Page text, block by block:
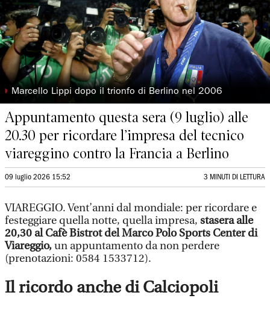
◗ Marcello Lippi dopo il trionfo di Berlino nel 2006
Appuntamento questa sera (9 luglio) alle
20.30 per ricordare l’impresa del tecnico
viareggino contro la Francia a Berlino
09 luglio 2026 15:52 3 MINUTI DI LETTURA
VIAREGGIO. Vent’anni dal mondiale: per ricordare e
festeggiare quella notte, quella impresa, stasera alle
20,30 al Cafè Bistrot del Marco Polo Sports Center di
Viareggio,un appuntamento da non perdere
(prenotazioni: 0584 1533712).
Il ricordo anche di Calciopoli